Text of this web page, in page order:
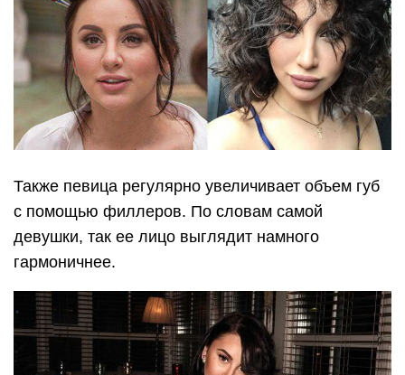
Также певица регулярно увеличивает объем губ
с помощью филлеров. По словам самой
девушки, так ее лицо выглядит намного
гармоничнее.